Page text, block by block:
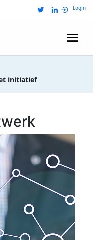
Login
initiatief